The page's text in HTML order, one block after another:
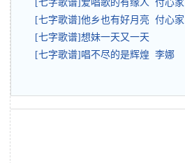
[七字歌谱]爱唱歌的有缘人 付心家
[七字歌谱]他乡也有好月亮 付心家
[七字歌谱]想妹一天又一天
[七字歌谱]唱不尽的是辉煌 李娜